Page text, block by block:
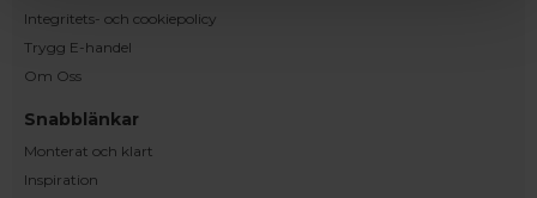
Integritets- och cookiepolicy
Trygg E-handel
Om Oss
Snabblänkar
Monterat och klart
Inspiration